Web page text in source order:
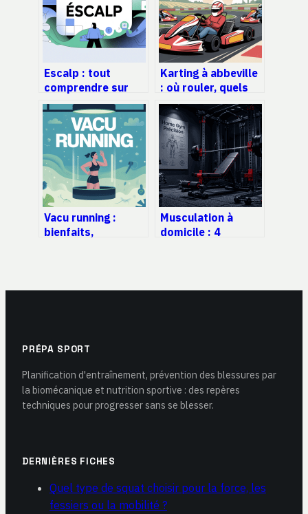
Escalp : tout
comprendre sur
l’outil et mieux
l’utiliser
Karting à abbeville
: où rouler, quels
tarifs, comment
réserver
Vacu running :
bienfaits,
Musculation à
domicile : 4
pour optimiser vos
PRÉPA SPORT
Planification d'entraînement, prévention des blessures par
la biomécanique et nutrition sportive : des repères
techniques pour progresser sans se blesser.
DERNIÈRES FICHES
Quel type de squat choisir pour la force, les
fessiers ou la mobilité ?